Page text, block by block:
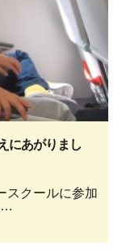
にあがりまし
スクールに参加
…